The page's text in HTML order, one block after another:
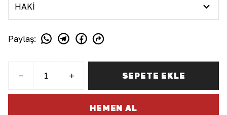
Paylaş:
SEPETE EKLE
HEMEN AL